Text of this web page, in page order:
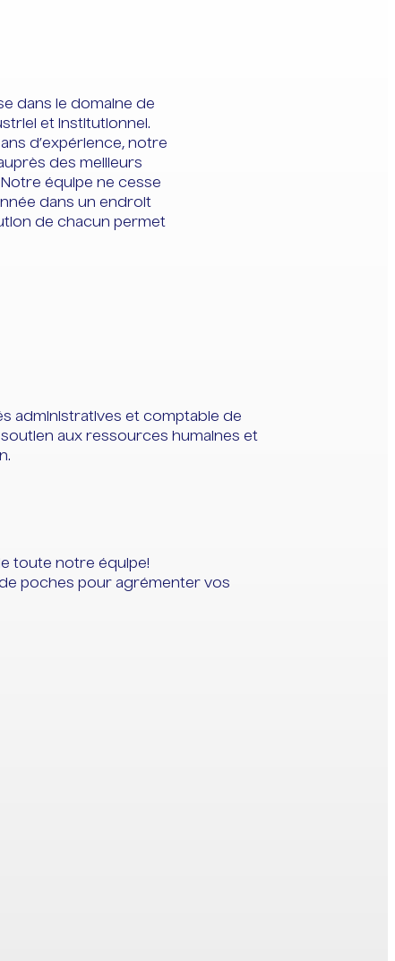
dans le domaine de
et institutionnel.
d’expérience, notre
des meilleurs
équipe ne cesse
dans un endroit
de chacun permet
administratives et comptable de
aux ressources humaines et
toute notre équipe!
poches pour agrémenter vos